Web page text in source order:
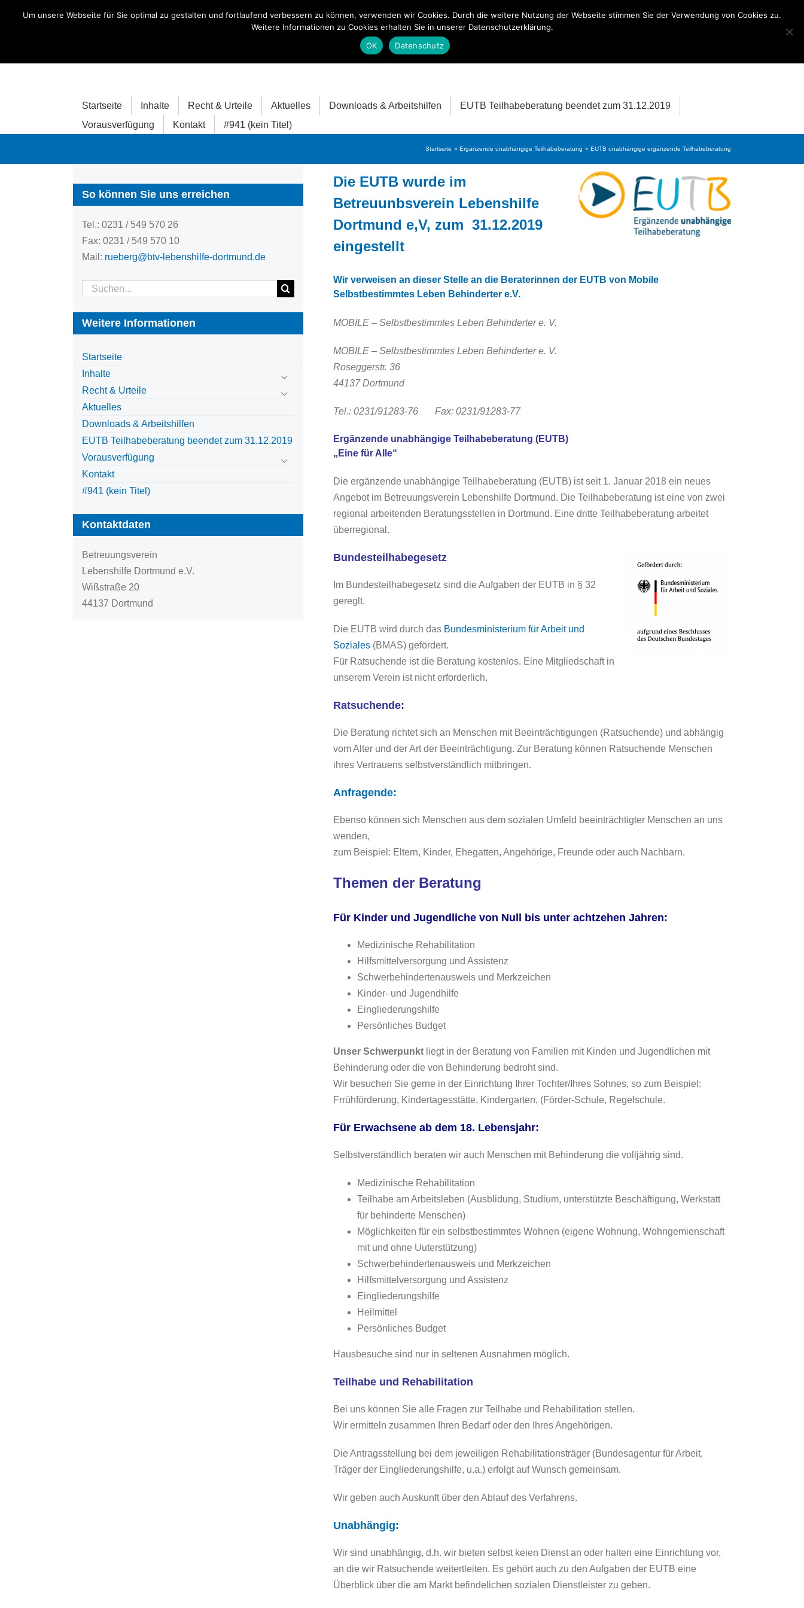
Startseite Inhalte Recht & Urteile Aktuelles Downloads & Arbeitshilfen
EUTB Teilhabeberatung beendet zum 31.12.2019
Vorausverfügung
Kontakt #941 (kein Titel)
Startseite Ergänzende unabhängige Teilhabeberatung EUTB unabhängige ergänzende Teilhabeberatung
Die EUTB wurde im
Betreuunbsverein Lebenshilfe
Dortmund e,V, zum 31.12.2019
eingestellt
Wir verweisen an dieser Stelle an die Beraterinnen der EUTB von Mobile
Selbstbestimmtes Leben Behinderter e.V.
MOBILE – Selbstbestimmtes Leben Behinderter e. V.
MOBILE – Selbstbestimmtes Leben Behinderter e. V.
Roseggerstr. 36
44137 Dortmund
Tel.: 0231/91283-76 Fax: 0231/91283-77
Ergänzende unabhängige Teilhabeberatung (EUTB)
„Eine für Alle“
Die ergänzende unabhängige Teilhabeberatung (EUTB) ist seit 1. Januar 2018 ein neues
Angebot im Betreuungsverein Lebenshilfe Dortmund. Die Teilhabeberatung ist eine von zwei
regional arbeitenden Beratungsstellen in Dortmund. Eine dritte Teilhabeberatung arbeitet
überregional.
Bundesteilhabegesetz
Im Bundesteilhabegesetz sind die Aufgaben der EUTB in § 32
gereglt.
Die EUTB wird durch das Bundesministerium für Arbeit und
Soziales (BMAS) gefördert.
Für Ratsuchende ist die Beratung kostenlos. Eine Mitgliedschaft in
unserem Verein ist nicht erforderlich.
Ratsuchende:
Die Beratung richtet sich an Menschen mit Beeinträchtigungen (Ratsuchende) und abhängig
vom Alter und der Art der Beeinträchtigung. Zur Beratung können Ratsuchende Menschen
ihres Vertrauens selbstverständlich mitbringen.
Anfragende:
Ebenso können sich Menschen aus dem sozialen Umfeld beeinträchtigter Menschen an uns
wenden,
zum Beispiel: Eltern, Kinder, Ehegatten, Angehörige, Freunde oder auch Nachbarn.
Themen der Beratung
Für Kinder und Jugendliche von Null bis unter achtzehen Jahren:
Medizinische Rehabilitation
Hilfsmittelversorgung und Assistenz
Schwerbehindertenausweis und Merkzeichen
Kinder- und Jugendhilfe
Eingliederungshilfe
Persönliches Budget
Unser Schwerpunkt liegt in der Beratung von Familien mit Kinden und Jugendlichen mit
Behinderung oder die von Behinderung bedroht sind.
Wir besuchen Sie gerne in der Einrichtung Ihrer Tochter/Ihres Sohnes, so zum Beispiel:
Frrühförderung, Kindertagesstätte, Kindergarten, (Förder-Schule, Regelschule.
Für Erwachsene ab dem 18. Lebensjahr:
Selbstverständlich beraten wir auch Menschen mit Behinderung die volljährig sind.
Medizinische Rehabilitation
Teilhabe am Arbeitsleben (Ausblidung, Studium, unterstützte Beschäftigung, Werkstatt
für behinderte Menschen)
Möglichkeiten für ein selbstbestimmtes Wohnen (eigene Wohnung, Wohngemienschaft
mit und ohne Uuterstützung)
Schwerbehindertenausweis und Merkzeichen
Hilfsmittelversorgung und Assistenz
Eingliederungshilfe
Heilmittel
Persönliches Budget
Hausbesuche sind nur in seltenen Ausnahmen möglich.
Teilhabe und Rehabilitation
Bei uns können Sie alle Fragen zur Teilhabe und Rehabilitation stellen.
Wir ermitteln zusammen Ihren Bedarf oder den Ihres Angehörigen.
Die Antragsstellung bei dem jeweiligen Rehabilitationsträger (Bundesagentur für Arbeit,
Träger der Eingliederungshilfe, u.a.) erfolgt auf Wunsch gemeinsam.
Wir geben auch Auskunft über den Ablauf des Verfahrens.
Unabhängig:
Wir sind unabhängig, d.h. wir bieten selbst keien Dienst an oder halten eine Einrichtung vor,
an die wir Ratsuchende weitertleiten. Es gehört auch zu den Aufgaben der EUTB eine
Überblick über die am Markt befindelichen sozialen Dienstleister zu geben.
So können Sie uns erreichen
Tel.: 0231 / 549 570 26
Fax: 0231 / 549 570 10
Mail: rueberg@btv-lebenshilfe-dortmund.de
Suche
Weitere Informationen
Startseite
Inhalte
Recht & Urteile
Aktuelles
Downloads & Arbeitshilfen
EUTB Teilhabeberatung beendet zum 31.12.2019
Vorausverfügung
Kontakt
#941 (kein Titel)
Kontaktdaten
Betreuungsverein
Lebenshilfe Dortmund e.V.
Wißstraße 20
44137 Dortmund
Um unsere Webseite für Sie optimal zu gestalten und fortlaufend verbessern zu können, verwenden wir Cookies. Durch die weitere Nutzung der Webseite stimmen Sie der Verwendung von Cookies zu.
Weitere Informationen zu Cookies erhalten Sie in unserer Datenschutzerklärung.
OK
Datenschutz